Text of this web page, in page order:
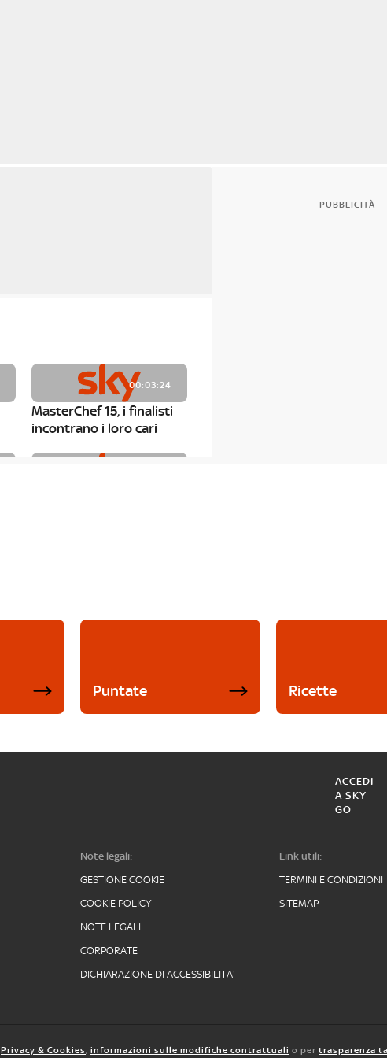
00:03:24
MasterChef 15, i finalisti
incontrano i loro cari
PUBBLICITÀ
Puntate Ricette
ACCEDI
A SKY
GO
Note legali:
GESTIONE COOKIE
COOKIE POLICY
NOTE LEGALI
CORPORATE
DICHIARAZIONE DI ACCESSIBILITA'
Link utili:
TERMINI E CONDIZIONI
SITEMAP
Privacy & Cookies, informazioni sulle modifiche contrattuali o per trasparenza